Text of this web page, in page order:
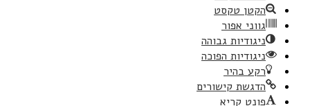
הקטן טקסט
גווני אפור
ניגודיות גבוהה
ניגודיות הפוכה
רקע בהיר
הדגשת קישורים
פונט קריא